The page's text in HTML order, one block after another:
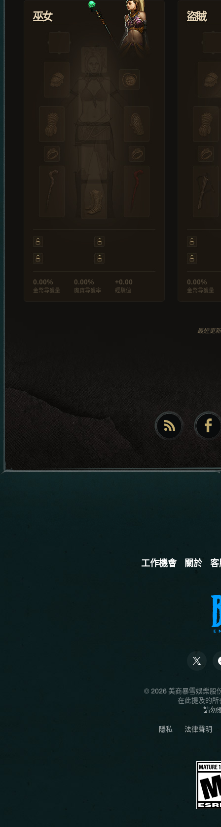
巫女
0.00%
金幣尋獲量
0.00%
魔寶尋獲率
+0.00
經驗值
盜賊
0.00%
金幣尋獲量
最近更